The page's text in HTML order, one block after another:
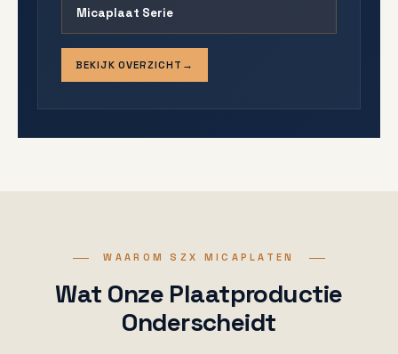
Micaplaat Serie
BEKIJK OVERZICHT
WAAROM SZX MICAPLATEN
Wat Onze Plaatproductie
Onderscheidt